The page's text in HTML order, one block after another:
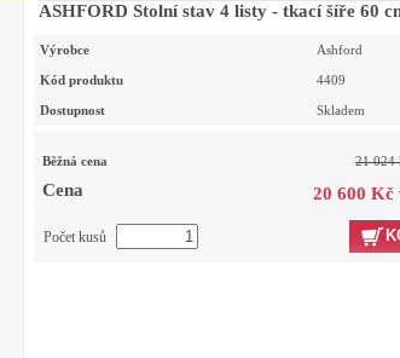
ASHFORD Stolní stav 4 listy - tkací šíře 60
Výrobce Ashford
Kód produktu 4409
Dostupnost Skladem
Běžná cena 21 024
Cena 20 600 Kč
Počet kusů